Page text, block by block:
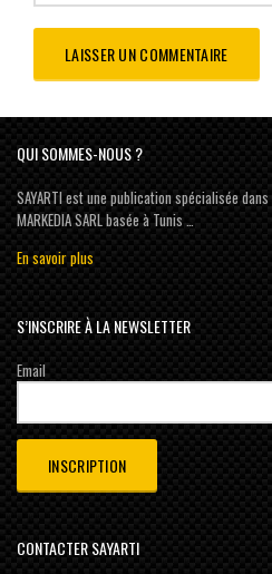
QUI SOMMES-NOUS ?
SAYARTI est une publication spécialisée
MARKEDIA SARL basée à Tunis …
En savoir plus
S’INSCRIRE À LA NEWSLETTER
Email
CONTACTER SAYARTI